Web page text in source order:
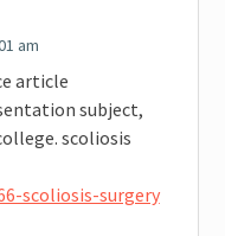
am
article
subject,
scoliosis
scoliosis-surgery